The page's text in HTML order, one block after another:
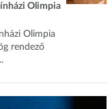
Olimpia
Olimpia
rendező